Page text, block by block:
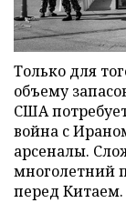
Только для
объему
США
война с
арсеналы.
многолетний
перед Китаем.